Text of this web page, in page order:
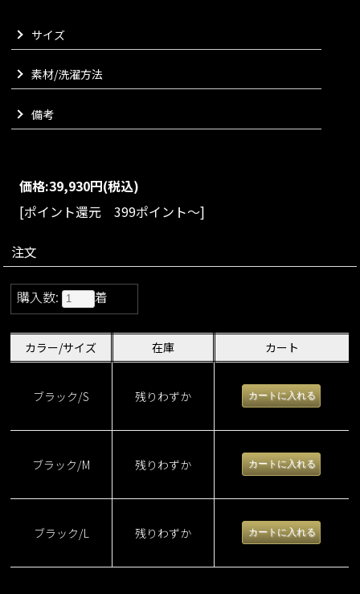
しい立体感を生み出します。
り、インナー次第で表情が変わるのもポイントでございます。
シンプルなコーディネートに羽織るだけでスタイリングに奥行
きを与え、装いを一段引き上げてくれます。
カジュアルなブルゾンの要素を残しつつも、素材とシルエット
VARIATION
size：S/M/L color：ブラック/アイボリー/ネイビー
こちらはセットアップでお楽しみいただけます
サイズ
素材/洗濯方法
備考
価格:39,930円(税込)
[ポイント還元 399ポイント～]
注文
購入数: 着
カラー/サイズ 在庫 カート
ブラック/S 残りわずか
ブラック/M 残りわずか
ブラック/L 残りわずか